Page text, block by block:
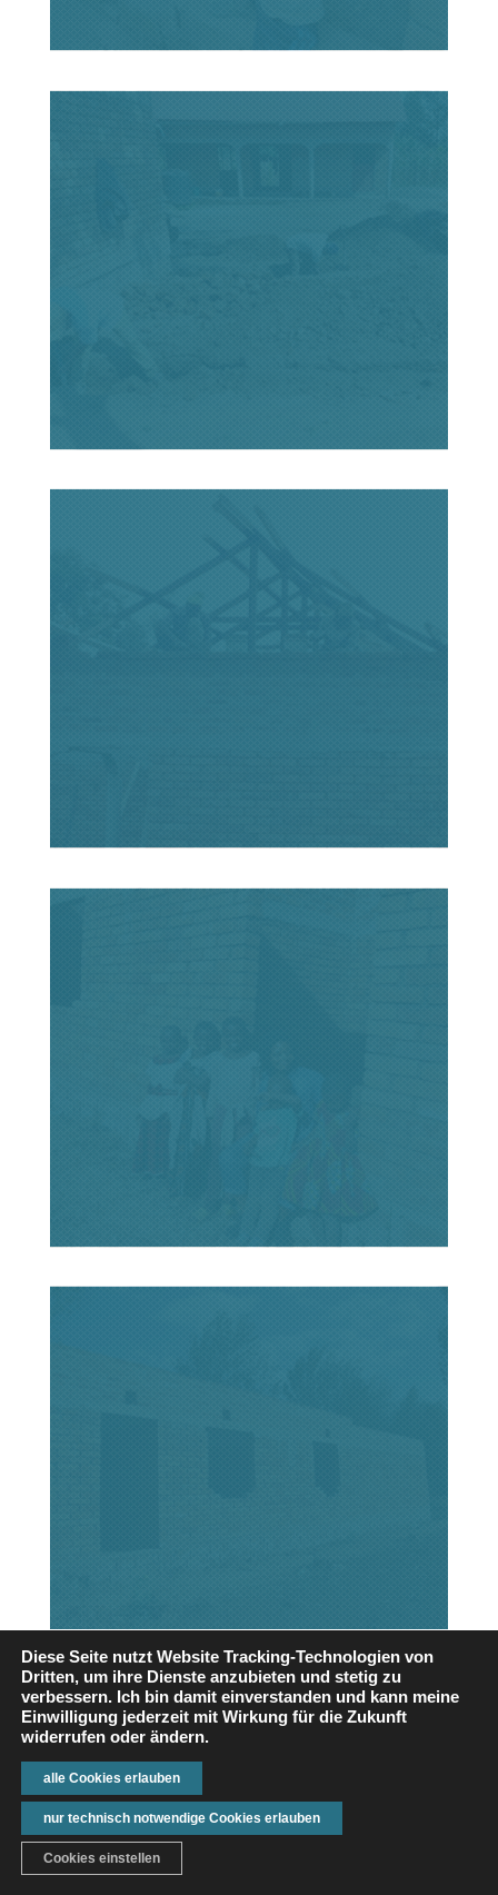
ANFRAGE
Diese Seite nutzt Website Tracking-Technologien von
Dritten, um ihre Dienste anzubieten und stetig zu
verbessern. Ich bin damit einverstanden und kann meine
Einwilligung jederzeit mit Wirkung für die Zukunft
widerrufen oder ändern.
alle Cookies erlauben
nur technisch notwendige Cookies erlauben
Cookies einstellen